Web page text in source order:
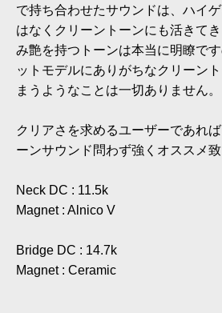
で持ち合わせたサウンドは、ハイ
はなくクリーントーンにも活きて
み艶を持つトーンは本当に明瞭で
ットモデルにありがちなクリーン
まうようなことは一切ありません。
クリアさを求めるユーザーであれ
ーンサウンド問わず強くオススメ致
Neck DC : 11.5k
Magnet : Alnico V
Bridge DC : 14.7k
Magnet : Ceramic